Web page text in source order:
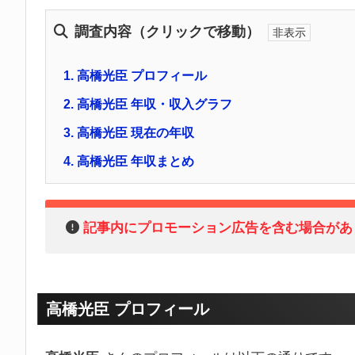
調査内容（クリックで移動）
1. 高橋光臣 プロフィール
2. 高橋光臣 年収・収入グラフ
3. 高橋光臣 現在の年収
4. 高橋光臣 年収まとめ
記事内にプロモーション広告を含む場合が
高橋光臣 プロフィール